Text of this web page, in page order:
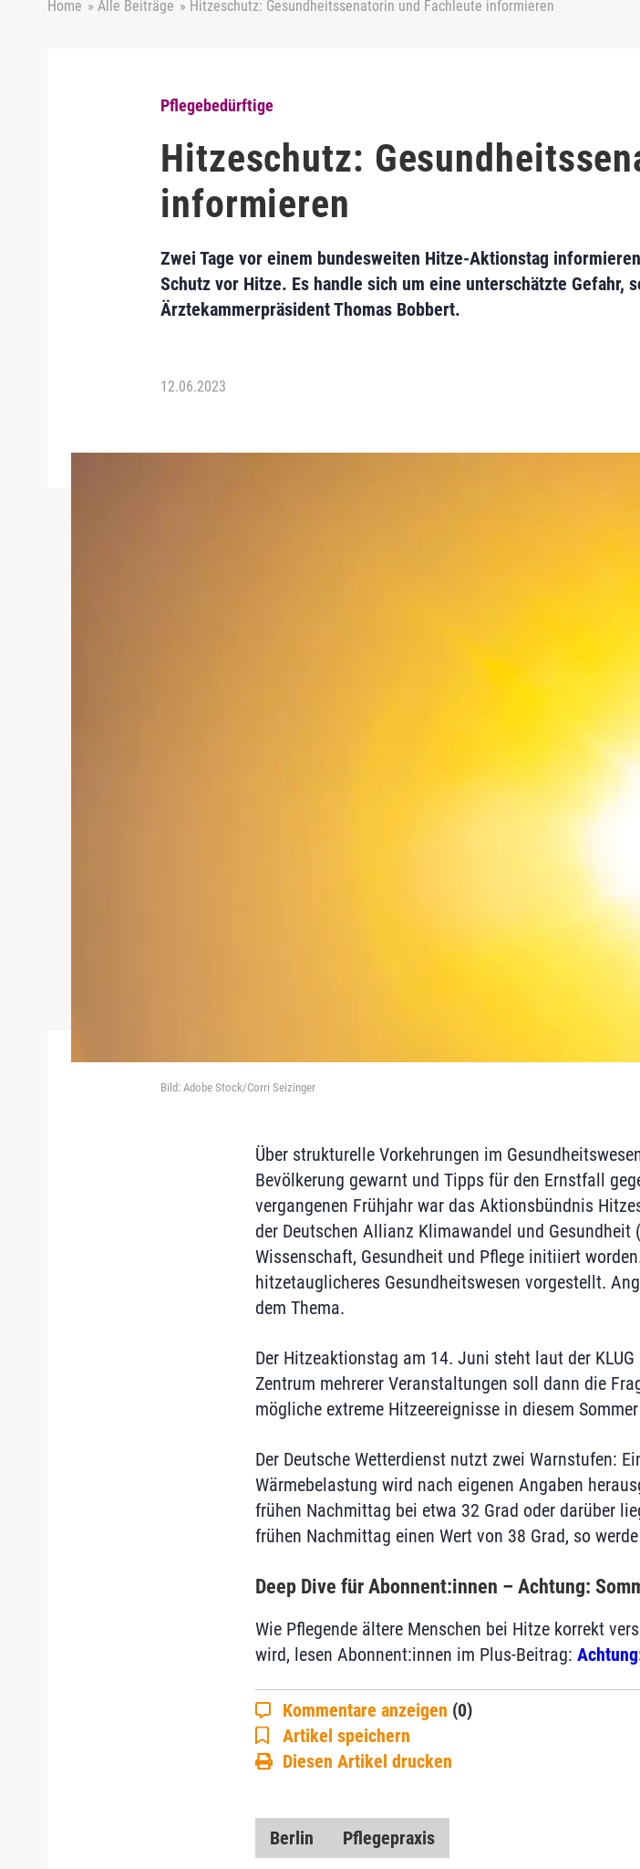
Home » Alle Beiträge » Hitzeschutz: Gesundheitssenatorin und Fachleute informieren
Pflegebedürftige
Hitzeschutz:
informieren
Zwei Tage vor einem bundesweiten Hitze-Aktionstag
Schutz vor Hitze. Es handle sich um eine unterschätzte Gefahr,
Ärztekammerpräsident Thomas Bobbert.
12.06.2023
Bild: Adobe Stock/Corri Seizinger
Über strukturelle Vorkehrungen im
Bevölkerung gewarnt und Tipps für den Ernstfall
vergangenen Frühjahr war das Aktionsbündnis
der Deutschen Allianz Klimawandel und Gesundheit
Wissenschaft, Gesundheit und Pflege initiiert
hitzetauglicheres Gesundheitswesen vorgestellt.
dem Thema.
Der Hitzeaktionstag am 14. Juni steht laut der
Zentrum mehrerer Veranstaltungen soll dann die
mögliche extreme Hitzeereignisse in diesem
Der Deutsche Wetterdienst nutzt zwei Warnstufen:
Wärmebelastung wird nach eigenen Angaben
frühen Nachmittag bei etwa 32 Grad oder darüber
frühen Nachmittag einen Wert von 38 Grad, so
Deep Dive für Abonnent:innen – Achtung:
Wie Pflegende ältere Menschen bei Hitze korrekt
wird, lesen Abonnent:innen im Plus-Beitrag:
Kommentare anzeigen (0)
Artikel speichern
Diesen Artikel drucken
Berlin Pflegepraxis